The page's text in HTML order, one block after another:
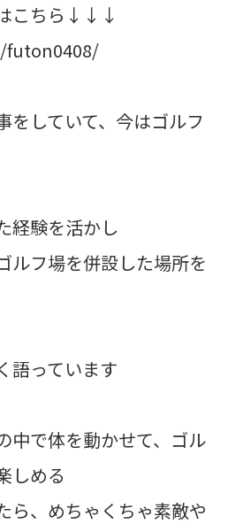
はこちら↓↓↓
をしていて、今はゴルフ
経験を活かし
ルフ場を併設した場所を
語っています
中で体を動かせて、ゴル
しめる
ら、めちゃくちゃ素敵や